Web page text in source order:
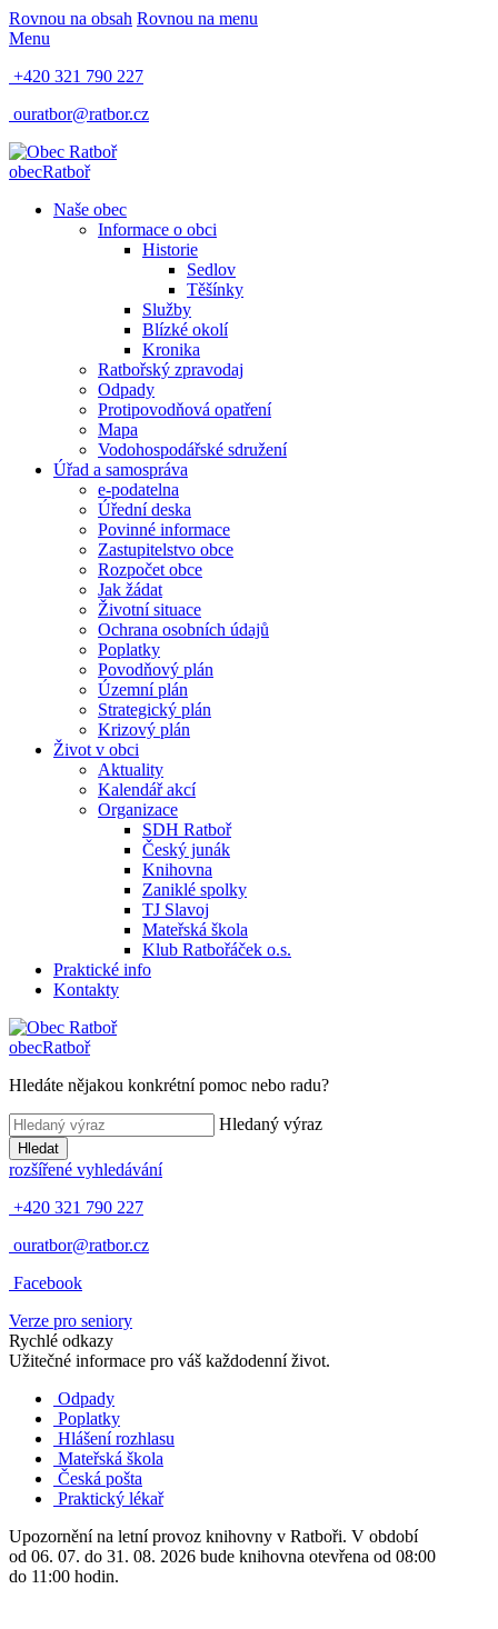
Rovnou na obsah Rovnou na menu
Menu
+420 321 790 227
ouratbor@ratbor.cz
obecRatboř
Naše obec
Informace o obci
Historie
Sedlov
Těšínky
Služby
Blízké okolí
Kronika
Ratbořský zpravodaj
Odpady
Protipovodňová opatření
Mapa
Vodohospodářské sdružení
Úřad a samospráva
e-podatelna
Úřední deska
Povinné informace
Zastupitelstvo obce
Rozpočet obce
Jak žádat
Životní situace
Ochrana osobních údajů
Poplatky
Povodňový plán
Územní plán
Strategický plán
Krizový plán
Život v obci
Aktuality
Kalendář akcí
Organizace
SDH Ratboř
Český junák
Knihovna
Zaniklé spolky
TJ Slavoj
Mateřská škola
Klub Ratbořáček o.s.
Praktické info
Kontakty
obecRatboř
Hledáte nějakou konkrétní pomoc nebo radu?
Hledaný výraz
Hledat
rozšířené vyhledávání
+420 321 790 227
ouratbor@ratbor.cz
Facebook
Verze pro seniory
Rychlé odkazy
Užitečné informace pro váš každodenní život.
Odpady
Poplatky
Hlášení rozhlasu
Mateřská škola
Česká pošta
Praktický lékař
Upozornění na letní provoz knihovny v Ratboři. V období
od 06. 07. do 31. 08. 2026 bude knihovna otevřena od 08:00
do 11:00 hodin.